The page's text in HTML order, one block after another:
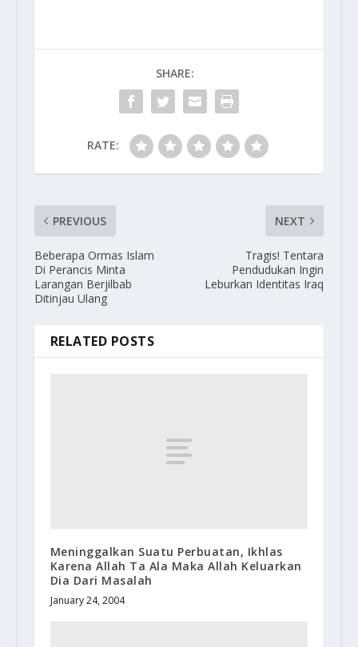
SHARE:
RATE:
PREVIOUS
Beberapa Ormas Islam
Di Perancis Minta
Larangan Berjilbab
Ditinjau Ulang
NEXT
Tragis! Tentara
Pendudukan Ingin
Leburkan Identitas Iraq
RELATED POSTS
Meninggalkan Suatu Perbuatan, Ikhlas
Karena Allah Ta Ala Maka Allah Keluarkan
Dia Dari Masalah
January 24, 2004